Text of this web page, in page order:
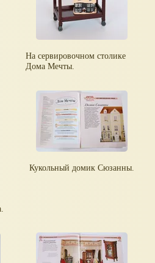
На сервировочном столике
Дома Мечты.
Кукольный домик Сюзанны.